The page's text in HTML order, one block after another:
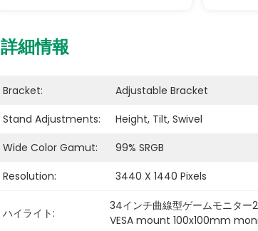
詳細情報
Bracket: Adjustable Bracket
Stand Adjustments:
Height, Tilt, Swivel
Wide Color Gamut:
99% SRGB
Resolution:
3440 X 1440 Pixels
ハイライト:
34インチ曲線型ゲームモニター
VESA mount 100x100mm